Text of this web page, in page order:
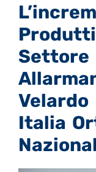
Italia